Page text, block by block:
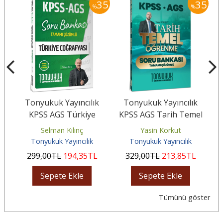
%35
Tonyukuk Yayıncılık
KPSS AGS Türkiye
Coğrafyası Tamamı
Çözümlü Soru Bankası
Selman Kılınç
Tonyukuk Yayıncılık
299,00TL 194,35TL
Sepete Ekle
%35
Tonyukuk Yayıncılık
KPSS AGS Tarih Temel
Öğrenme Tamamı
Çözümlü Soru...
Yasin Korkut
Tonyukuk Yayıncılık
329,00TL 213,85TL
Sepete Ekle
Tümünü göster